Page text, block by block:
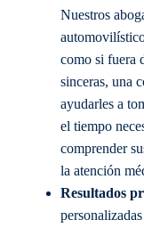
Nuestros
como si fuera
sinceras, una
ayudarles a
el tiempo
comprender
la atención
Resultados